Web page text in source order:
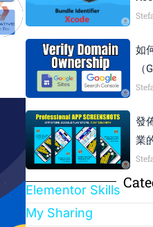
如
發
業
Elementor Skills
My Sharing